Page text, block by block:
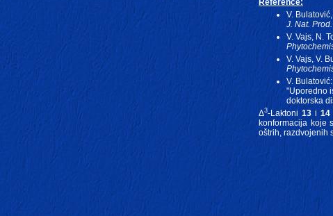
Reference:
V.
J. Nat. Prod.
V. Vajs, N.
V. Vajs, V.
V. Bulatović:
"Uporedno
doktorska
Δ3-Laktoni13 i14
konformacija koje
oštrih, razdvojenih